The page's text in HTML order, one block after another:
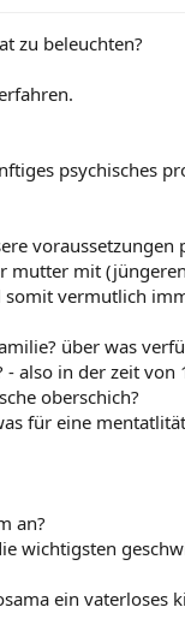
zu beleuchten?
psychisches
voraussetzungen
mutter mit
vermutlich
über was
also in der zeit von
oberschich?
für eine
an?
wichtigsten
ein vaterloses